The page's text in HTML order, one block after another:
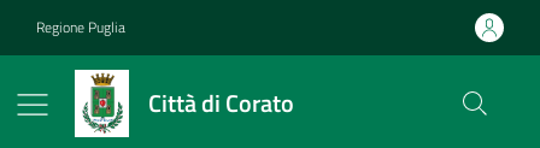
Regione Puglia
Città di Corato